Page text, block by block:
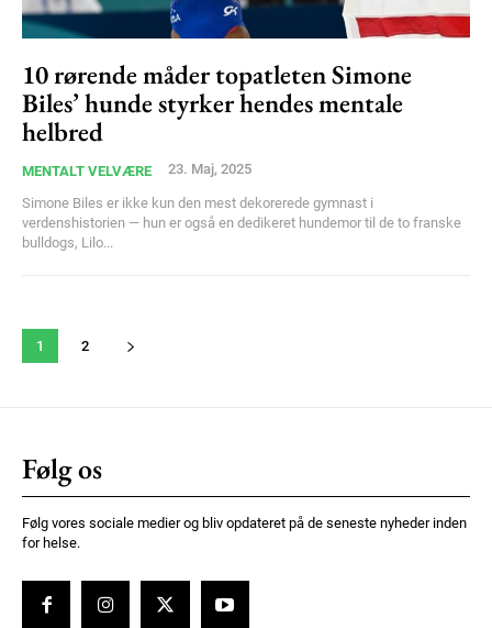
10 rørende måder topatleten Simone
Biles’ hunde styrker hendes mentale
helbred
MENTALT VELVÆRE 23. Maj, 2025
Simone Biles er ikke kun den mest dekorerede gymnast i
verdenshistorien — hun er også en dedikeret hundemor til de to franske
bulldogs, Lilo...
1 2
Følg os
Følg vores sociale medier og bliv opdateret på de seneste nyheder inden
for helse.